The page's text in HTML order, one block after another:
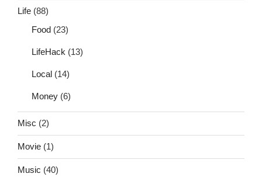
Life (88)
Food (23)
LifeHack (13)
Local (14)
Money (6)
Misc (2)
Movie (1)
Music (40)